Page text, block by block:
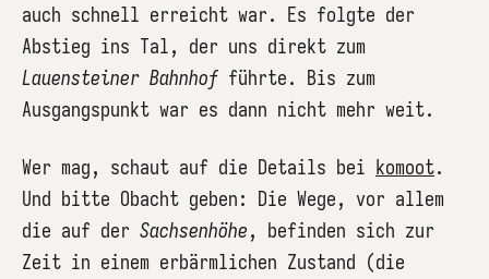
auch schnell erreicht war. Es folgte der
Abstieg ins Tal, der uns direkt zum
Lauensteiner Bahnhof führte. Bis zum
Ausgangspunkt war es dann nicht mehr weit.
Wer mag, schaut auf die Details bei komoot.
Und bitte Obacht geben: Die Wege, vor allem
die auf der Sachsenhöhe, befinden sich zur
Zeit in einem erbärmlichen Zustand (die